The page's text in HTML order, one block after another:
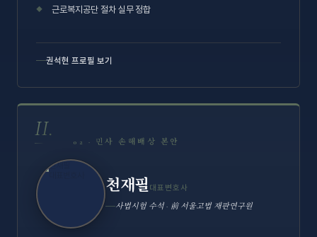
근로복지공단 절차 실무 정합
권석현 프로필 보기
II.
02 · 민사 손해배상 본안
천재필 대표변호사
사법시험 수석 · 前 서울고법 재판연구원